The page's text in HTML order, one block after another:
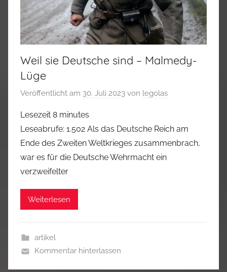
Weil sie Deutsche sind – Malmedy-
Lüge
Veröffentlicht am 30. Juli 2023 von legolas
Lesezeit 8 minutes
Leseabrufe: 1.502 Als das Deutsche Reich am
Ende des Zweiten Weltkrieges zusammenbrach,
war es für die Deutsche Wehrmacht ein
verzweifelter
Weiterlesen
artikel
Kommentar hinterlassen